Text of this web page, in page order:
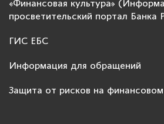
«Финансовая культура»
просветительский портал Банка
ГИС ЕБС
Информация для обращений
Защита от рисков на